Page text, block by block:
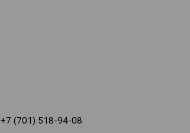
+7 (701) 518-94-08